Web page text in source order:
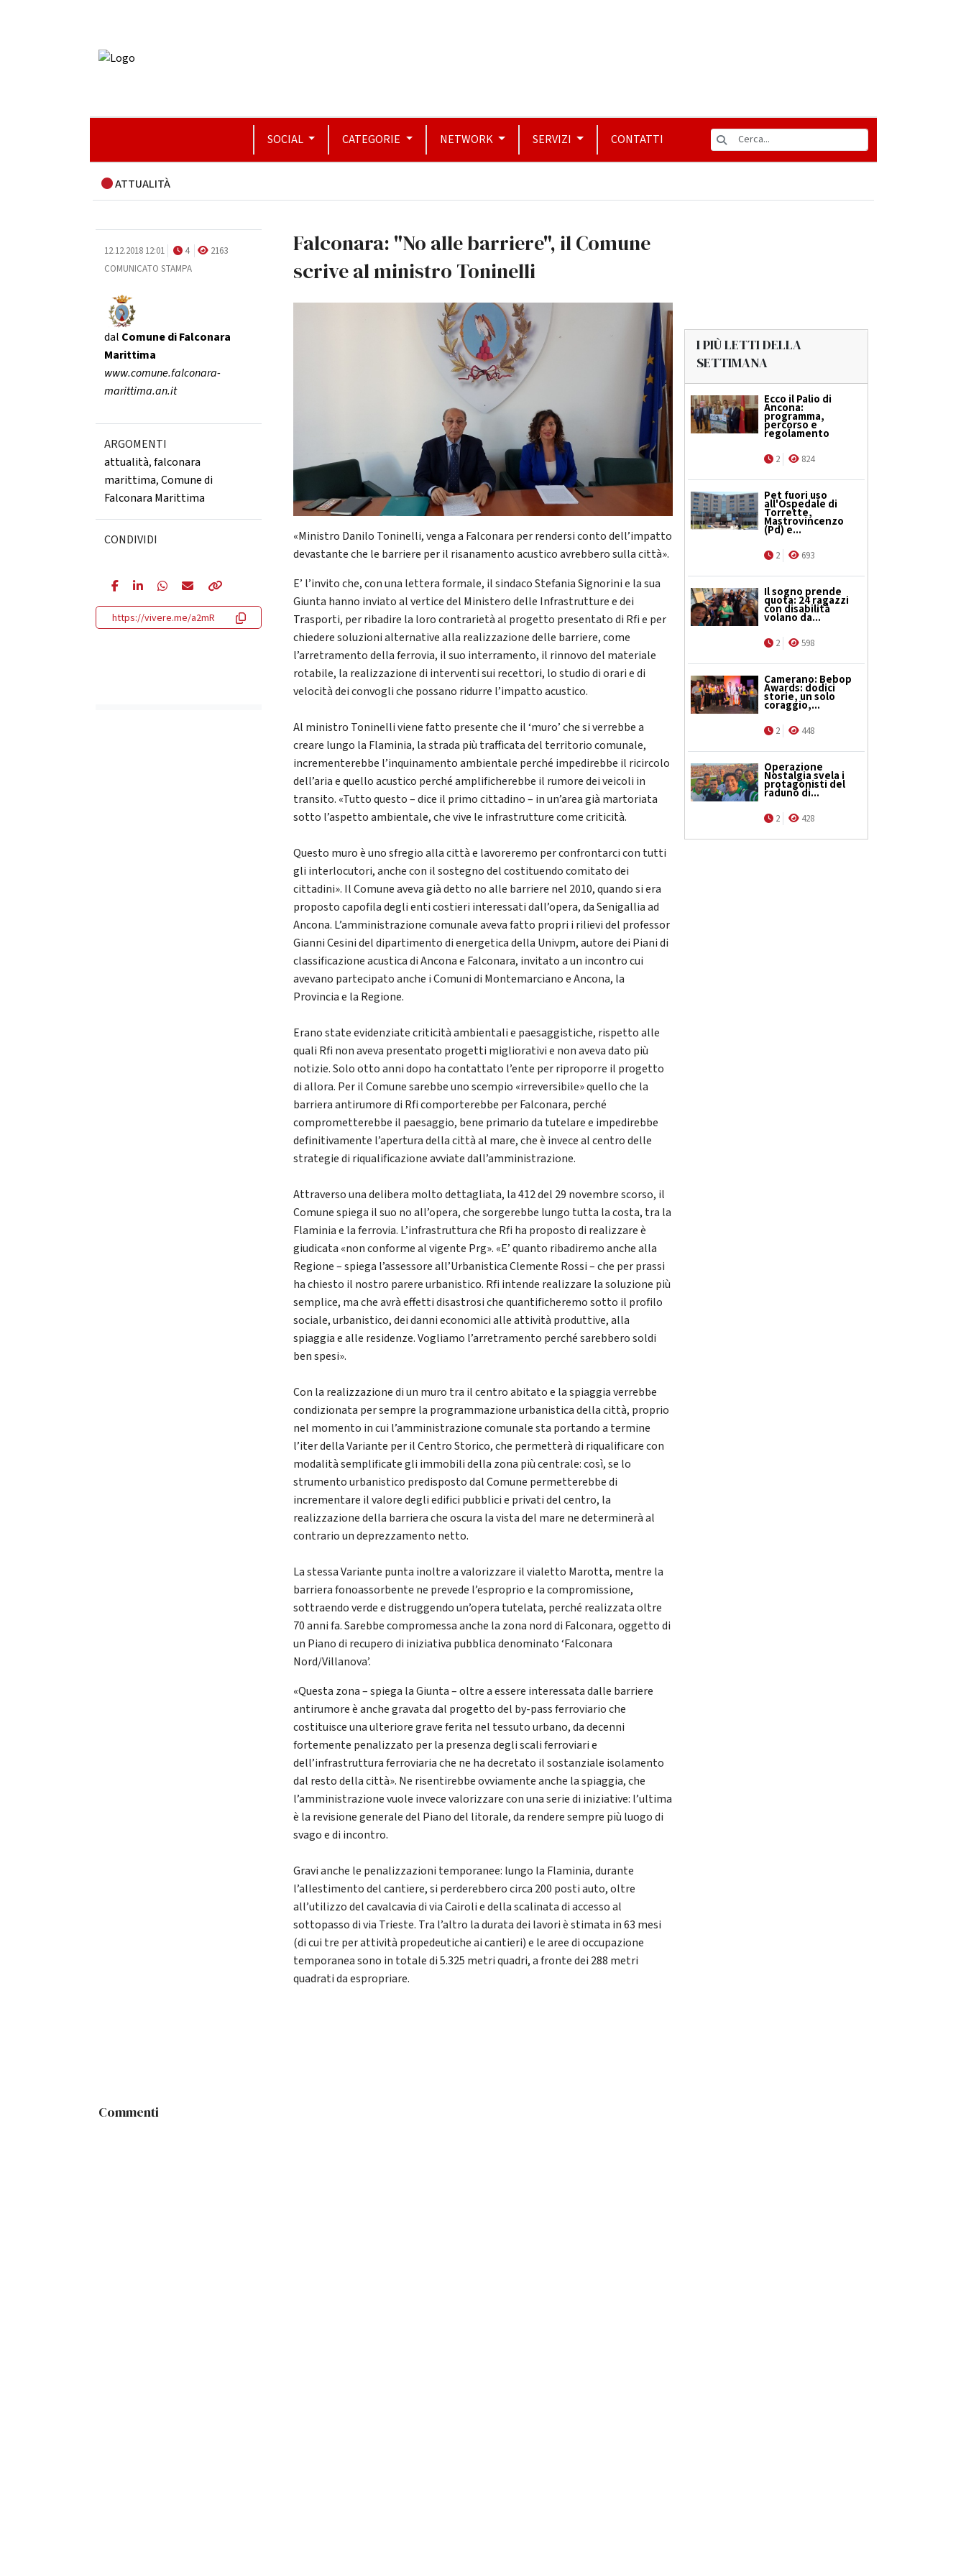
SOCIAL CATEGORIE NETWORK SERVIZI CONTATTI
ATTUALITÀ
12.12.2018 12:01 4
2163
COMUNICATO STAMPA
dal Comune di Falconara
Marittima
www.comune.falconara-
marittima.an.it
ARGOMENTI
attualità,falconara
marittima,Comune di
Falconara Marittima
CONDIVIDI
https://vivere.me/a2mR
Falconara: "No alle barriere", il Comune
scrive al ministro Toninelli
«Ministro Danilo Toninelli, venga a Falconara per rendersi conto dell’impatto
devastante che le barriere per il risanamento acustico avrebbero sulla città».
E’ l’invito che, con una lettera formale, il sindaco Stefania Signorini e la sua
Giunta hanno inviato al vertice del Ministero delle Infrastrutture e dei
Trasporti, per ribadire la loro contrarietà al progetto presentato di Rfi e per
chiedere soluzioni alternative alla realizzazione delle barriere, come
l’arretramento della ferrovia, il suo interramento, il rinnovo del materiale
rotabile, la realizzazione di interventi sui recettori, lo studio di orari e di
velocità dei convogli che possano ridurre l’impatto acustico.
Al ministro Toninelli viene fatto presente che il ‘muro’ che si verrebbe a
creare lungo la Flaminia, la strada più trafficata del territorio comunale,
incrementerebbe l’inquinamento ambientale perché impedirebbe il ricircolo
dell’aria e quello acustico perché amplificherebbe il rumore dei veicoli in
transito. «Tutto questo – dice il primo cittadino – in un’area già martoriata
sotto l’aspetto ambientale, che vive le infrastrutture come criticità.
Questo muro è uno sfregio alla città e lavoreremo per confrontarci con tutti
gli interlocutori, anche con il sostegno del costituendo comitato dei
cittadini». Il Comune aveva già detto no alle barriere nel 2010, quando si era
proposto capofila degli enti costieri interessati dall’opera, da Senigallia ad
Ancona. L’amministrazione comunale aveva fatto propri i rilievi del professor
Gianni Cesini del dipartimento di energetica della Univpm, autore dei Piani di
classificazione acustica di Ancona e Falconara, invitato a un incontro cui
avevano partecipato anche i Comuni di Montemarciano e Ancona, la
Provincia e la Regione.
Erano state evidenziate criticità ambientali e paesaggistiche, rispetto alle
quali Rfi non aveva presentato progetti migliorativi e non aveva dato più
notizie. Solo otto anni dopo ha contattato l’ente per riproporre il progetto
di allora. Per il Comune sarebbe uno scempio «irreversibile» quello che la
barriera antirumore di Rfi comporterebbe per Falconara, perché
comprometterebbe il paesaggio, bene primario da tutelare e impedirebbe
definitivamente l’apertura della città al mare, che è invece al centro delle
strategie di riqualificazione avviate dall’amministrazione.
Attraverso una delibera molto dettagliata, la 412 del 29 novembre scorso, il
Comune spiega il suo no all’opera, che sorgerebbe lungo tutta la costa, tra la
Flaminia e la ferrovia. L’infrastruttura che Rfi ha proposto di realizzare è
giudicata «non conforme al vigente Prg». «E’ quanto ribadiremo anche alla
Regione – spiega l’assessore all’Urbanistica Clemente Rossi – che per prassi
ha chiesto il nostro parere urbanistico. Rfi intende realizzare la soluzione più
semplice, ma che avrà effetti disastrosi che quantificheremo sotto il profilo
sociale, urbanistico, dei danni economici alle attività produttive, alla
spiaggia e alle residenze. Vogliamo l’arretramento perché sarebbero soldi
ben spesi».
Con la realizzazione di un muro tra il centro abitato e la spiaggia verrebbe
condizionata per sempre la programmazione urbanistica della città, proprio
nel momento in cui l’amministrazione comunale sta portando a termine
l’iter della Variante per il Centro Storico, che permetterà di riqualificare con
modalità semplificate gli immobili della zona più centrale: così, se lo
strumento urbanistico predisposto dal Comune permetterebbe di
incrementare il valore degli edifici pubblici e privati del centro, la
realizzazione della barriera che oscura la vista del mare ne determinerà al
contrario un deprezzamento netto.
La stessa Variante punta inoltre a valorizzare il vialetto Marotta, mentre la
barriera fonoassorbente ne prevede l’esproprio e la compromissione,
sottraendo verde e distruggendo un’opera tutelata, perché realizzata oltre
70 anni fa. Sarebbe compromessa anche la zona nord di Falconara, oggetto di
un Piano di recupero di iniziativa pubblica denominato ‘Falconara
Nord/Villanova’.
«Questa zona – spiega la Giunta – oltre a essere interessata dalle barriere
antirumore è anche gravata dal progetto del by-pass ferroviario che
costituisce una ulteriore grave ferita nel tessuto urbano, da decenni
fortemente penalizzato per la presenza degli scali ferroviari e
dell’infrastruttura ferroviaria che ne ha decretato il sostanziale isolamento
dal resto della città». Ne risentirebbe ovviamente anche la spiaggia, che
l’amministrazione vuole invece valorizzare con una serie di iniziative: l’ultima
è la revisione generale del Piano del litorale, da rendere sempre più luogo di
svago e di incontro.
Gravi anche le penalizzazioni temporanee: lungo la Flaminia, durante
l’allestimento del cantiere, si perderebbero circa 200 posti auto, oltre
all’utilizzo del cavalcavia di via Cairoli e della scalinata di accesso al
sottopasso di via Trieste. Tra l’altro la durata dei lavori è stimata in 63 mesi
(di cui tre per attività propedeutiche ai cantieri) e le aree di occupazione
temporanea sono in totale di 5.325 metri quadri, a fronte dei 288 metri
quadrati da espropriare.
I PIÙ LETTI DELLA
SETTIMANA
Ecco il Palio di
Ancona:
programma,
percorso e
regolamento
2 824
Pet fuori uso
all'Ospedale di
Torrette,
Mastrovincenzo
(Pd) e...
2 693
Il sogno prende
quota: 24 ragazzi
con disabilità
volano da...
2 598
Camerano: Bebop
Awards: dodici
storie, un solo
coraggio,...
2 448
Operazione
Nostalgia svela i
protagonisti del
raduno di...
2 428
Commenti